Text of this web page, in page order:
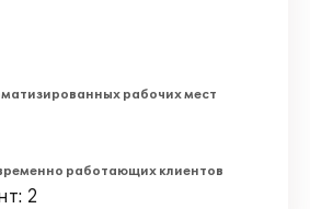
рабочих мест
работающих клиентов
2